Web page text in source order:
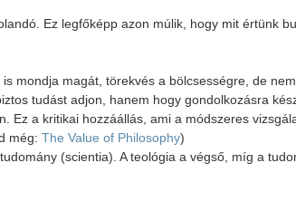
Ez legfőképp azon múlik, hogy mit értünk
mondja magát, törekvés a bölcsességre, de
tudást adjon, hanem hogy gondolkozásra
Ez a kritikai hozzáállás, ami a módszeres
még:The Value of Philosophy)
(scientia). A teológia a végső, míg a